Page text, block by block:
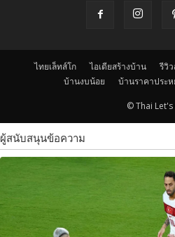
ไทยเล็ทส์โก ไอเดียสร้างบ้าน รีวิ
บ้านงบน้อย
บ้านราคาประ
© Thai Let's